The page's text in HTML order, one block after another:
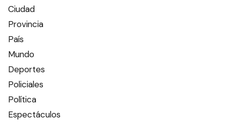
Ciudad
Provincia
País
Mundo
Deportes
Policiales
Política
Espectáculos